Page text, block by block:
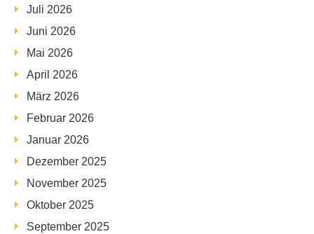
Juli 2026
Juni 2026
Mai 2026
April 2026
März 2026
Februar 2026
Januar 2026
Dezember 2025
November 2025
Oktober 2025
September 2025